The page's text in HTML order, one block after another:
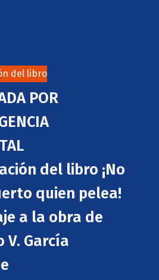
del libro
POR
del libro ¡No
quien pelea!
a la obra de
V. García